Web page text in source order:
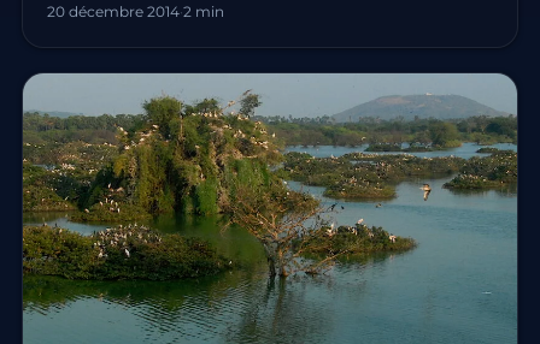
20 décembre 2014·2 min